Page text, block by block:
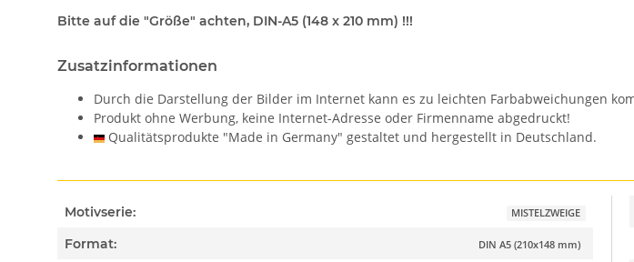
Bitte auf die "Größe" achten, DIN-A5 (148 x 210 mm) !!!
Zusatzinformationen
Durch die Darstellung der Bilder im Internet kann es zu leichten Farbabweichungen
Produkt ohne Werbung, keine Internet-Adresse oder Firmenname abgedruckt!
Qualitätsprodukte "Made in Germany" gestaltet und hergestellt in Deutschland.
Motivserie: MISTELZWEIGE
Format: DIN A5 (210x148 mm)